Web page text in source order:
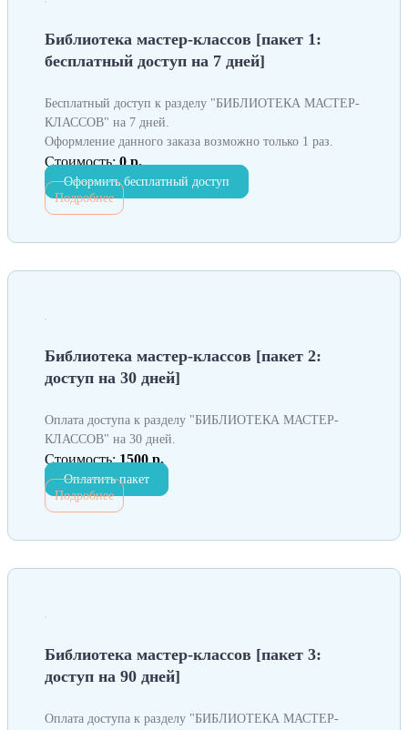
Библиотека мастер-классов [пакет 1:
бесплатный доступ на 7 дней]
Бесплатный доступ к разделу "БИБЛИОТЕКА МАСТЕР-
КЛАССОВ" на 7 дней.
Оформление данного заказа возможно только 1 раз.
Стоимость: 0 р.
Оформить бесплатный доступ
Подробнее
Библиотека мастер-классов [пакет 2:
доступ на 30 дней]
Оплата доступа к разделу "БИБЛИОТЕКА МАСТЕР-
КЛАССОВ" на 30 дней.
Стоимость: 1500 р.
Оплатить пакет
Подробнее
Библиотека мастер-классов [пакет 3:
доступ на 90 дней]
Оплата доступа к разделу "БИБЛИОТЕКА МАСТЕР-